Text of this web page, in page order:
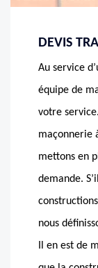
DEVIS
Au service
équipe de
votre
maçonnerie
mettons en
demande.
nous
Il en est de